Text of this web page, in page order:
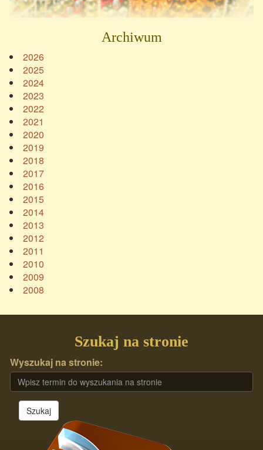
Archiwum
2026
2025
2024
2023
2022
2021
2020
2019
2018
2017
2016
2015
2014
2013
2012
2011
2010
2009
2008
Szukaj na stronie
Wyszukaj na stronie:
Szukaj